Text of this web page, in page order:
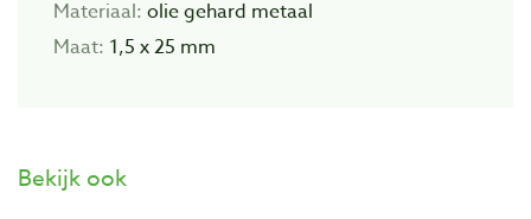
Materiaal: olie gehard metaal
Maat: 1,5 x 25 mm
Bekijk ook